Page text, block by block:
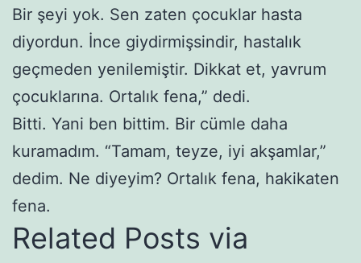
Bir şeyi yok. Sen zaten çocuklar hasta
diyordun. İnce giydirmişsindir, hastalık
geçmeden yenilemiştir. Dikkat et, yavrum
çocuklarına. Ortalık fena,” dedi.
Bitti. Yani ben bittim. Bir cümle daha
kuramadım. “Tamam, teyze, iyi akşamlar,”
dedim. Ne diyeyim? Ortalık fena, hakikaten
fena.
Related Posts via